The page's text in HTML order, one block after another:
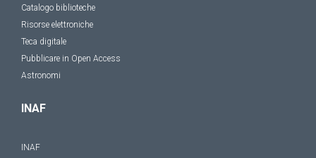
Catalogo biblioteche
Risorse elettroniche
Teca digitale
Pubblicare in Open Access
Astronomi
INAF
INAF